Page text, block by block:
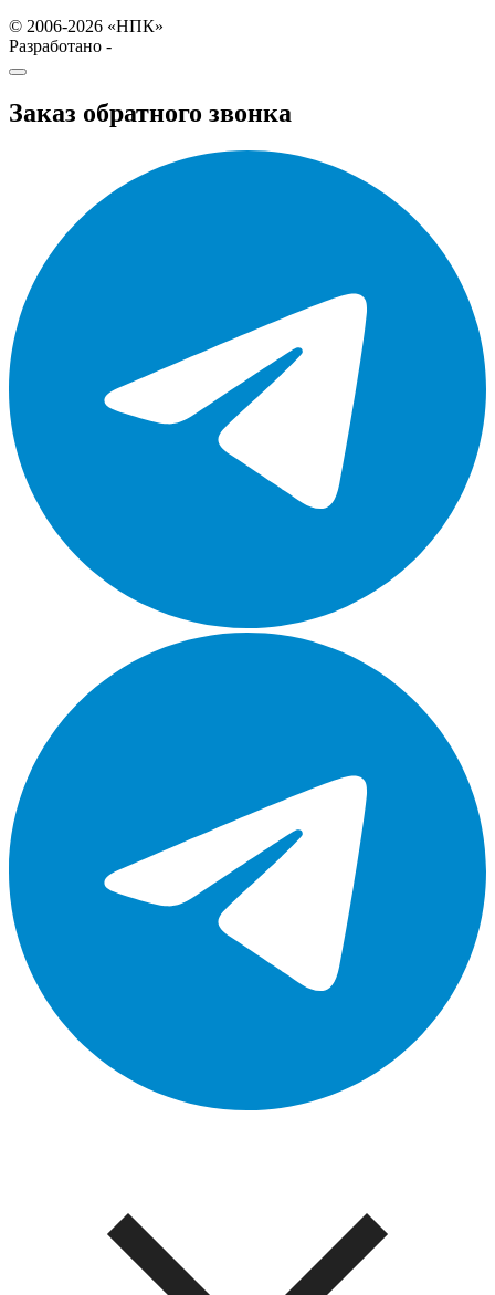
© 2006-2026 «НПК»
Разработано -
Заказ обратного звонка